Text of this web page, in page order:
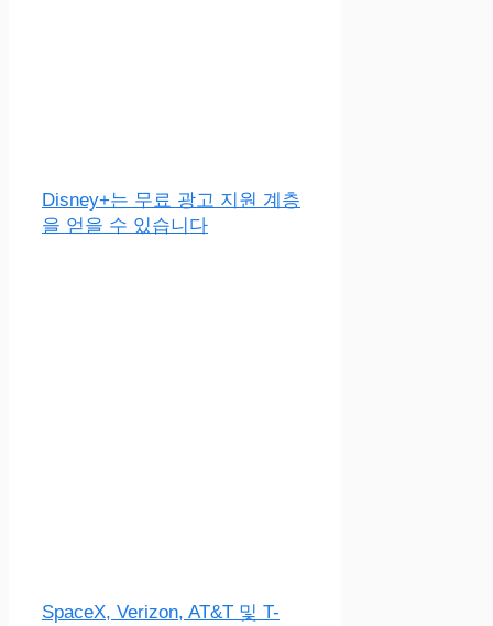
Disney+는 무료 광고 지원 계층
을 얻을 수 있습니다
SpaceX, Verizon, AT&T 및 T-